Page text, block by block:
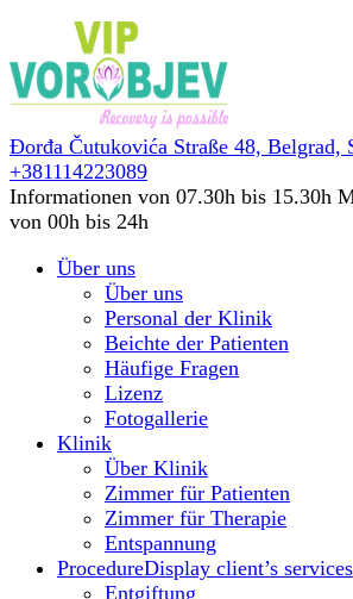
Đorđa Čutukovića Straße 48, Belgrad,
+381114223089
Informationen von 07.30h bis 15.30h
von 00h bis 24h
Über uns
Über uns
Personal der Klinik
Beichte der Patienten
Häufige Fragen
Lizenz
Fotogallerie
Klinik
Über Klinik
Zimmer für Patienten
Zimmer für Therapie
Entspannung
ProcedureDisplay client’s services
Entgiftung